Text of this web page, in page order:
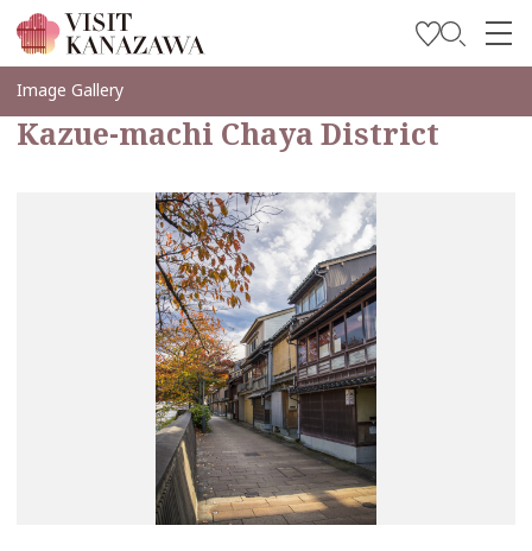
บทความพิเศษ
สถานที่ท่องเที่ยว
วางแผนการท่องเที่ยวของคุณ
Travel Trade and Media
Image Gallery
Kazue-machi Chaya District